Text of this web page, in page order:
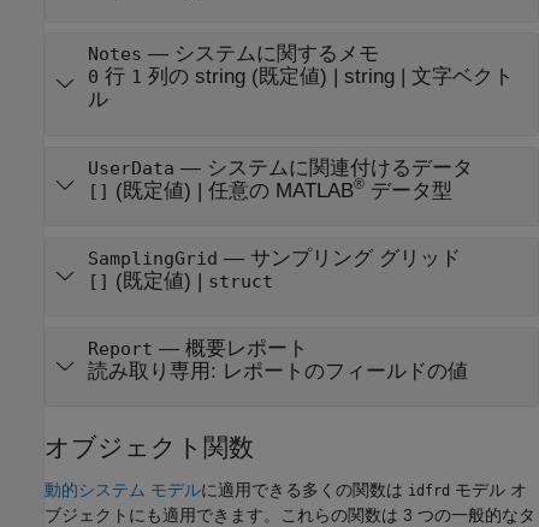
Notes — システムに関するメモ
0 行 1 列の string(既定値) | string| 文字ベクト
ル
UserData — システムに関連付けるデータ
[] (既定値) | 任意の MATLAB®データ型
SamplingGrid — サンプリング グリッド
[] (既定値) | struct
Report — 概要レポート
読み取り専用: レポートのフィールドの値
オブジェクト関数
動的システム モデルに適用できる多くの関数は idfrd モデル オ
ブジェクトにも適用できます。これらの関数は 3 つの一般的なタ